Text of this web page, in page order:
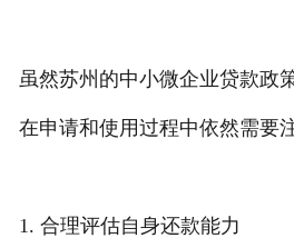
虽然苏州的中小微企业贷款政
在申请和使用过程中依然需要
1. 合理评估自身还款能力